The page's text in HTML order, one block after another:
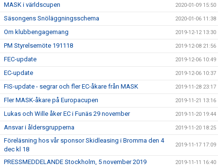
MASK i världscupen 2020-01-09 15:50
Säsongens Snöläggningsschema 2020-01-06 11:38
Om klubbengagemang 2019-12-12 13:30
PM Styrelsemöte 191118 2019-12-08 21:56
FEC-update 2019-12-06 10:49
EC-update 2019-12-06 10:37
FIS-update - segrar och fler EC-åkare från MASK 2019-11-28 23:17
Fler MASK-åkare på Europacupen 2019-11-21 13:16
Lukas och Wille åker EC i Funäs 29 november 2019-11-20 19:44
Ansvar i åldersgrupperna 2019-11-20 18:25
Föreläsning hos vår sponsor Skidleasing i Bromma den 4
dec kl 18
2019-11-17 17:09
PRESSMEDDELANDE Stockholm, 5 november 2019 2019-11-11 16:40